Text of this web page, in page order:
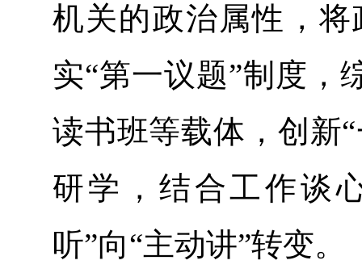
机关的政治属性，
实“第一议题”制度，
读书班等载体，创新
研学，结合工作谈
听”向“主动讲”转变。